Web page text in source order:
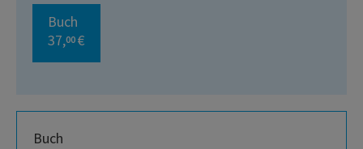
Buch
37,00 €
Buch